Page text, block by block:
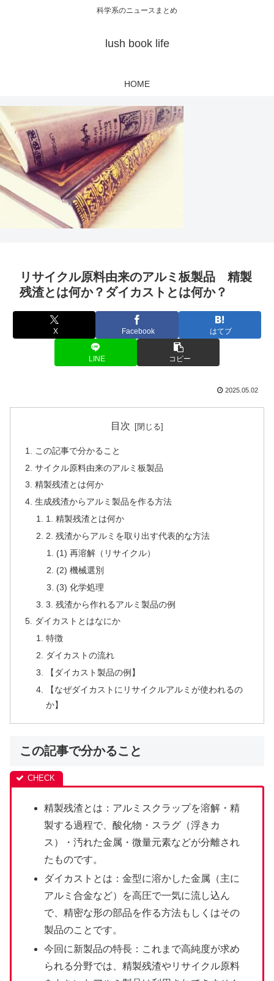
科学系のニュースまとめ
lush book life
HOME
リサイクル原料由来のアルミ板製品 精製
残渣とは何か？ダイカストとは何か？
X Facebook はてブ
LINE コピー
2025.05.02
目次
この記事で分かること
サイクル原料由来のアルミ板製品
精製残渣とは何か
生成残渣からアルミ製品を作る方法
1. 精製残渣とは何か
2. 残渣からアルミを取り出す代表的な方法
(1) 再溶解（リサイクル）
(2) 機械選別
(3) 化学処理
3. 残渣から作れるアルミ製品の例
ダイカストとはなにか
特徴
ダイカストの流れ
【ダイカスト製品の例】
【なぜダイカストにリサイクルアルミが使われるの
か】
この記事で分かること
精製残渣とは：アルミスクラップを溶解・精
製する過程で、酸化物・スラグ（浮きカ
ス）・汚れた金属・微量元素などが分離され
たものです。
ダイカストとは：金型に溶かした金属（主に
アルミ合金など）を高圧で一気に流し込ん
で、精密な形の部品を作る方法もしくはその
製品のことです。
今回に新製品の特長：これまで高純度が求め
られる分野では、精製残渣やリサイクル原料